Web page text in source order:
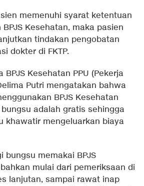
memenuhi syarat ketentuan
Kesehatan, maka pasien
tindakan pengobatan
dokter di FKTP.
Kesehatan PPU (Pekerja
Putri mengatakan bahwa
BPJS Kesehatan
adalah gratis sehingga
khawatir mengeluarkan biaya
bungsu memakai BPJS
mulai dari pemeriksaan di
lanjutan, sampai rawat inap